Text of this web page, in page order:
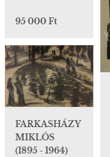
95 000 Ft
FARKASHÁZY
MIKLÓS
(1895 - 1964)